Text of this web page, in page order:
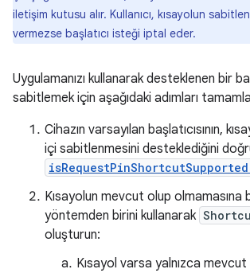
iletişim kutusu alır. Kullanıcı, kısayolun
vermezse başlatıcı isteği iptal eder.
Uygulamanızı kullanarak desteklenen bir
sabitlemek için aşağıdaki adımları
Cihazın varsayılan başlatıcısının,
içi sabitlenmesini desteklediğini
Kısayolun mevcut olup olmamasına
yöntemden birini kullanarak
oluşturun:
Kısayol varsa yalnızca mevcut